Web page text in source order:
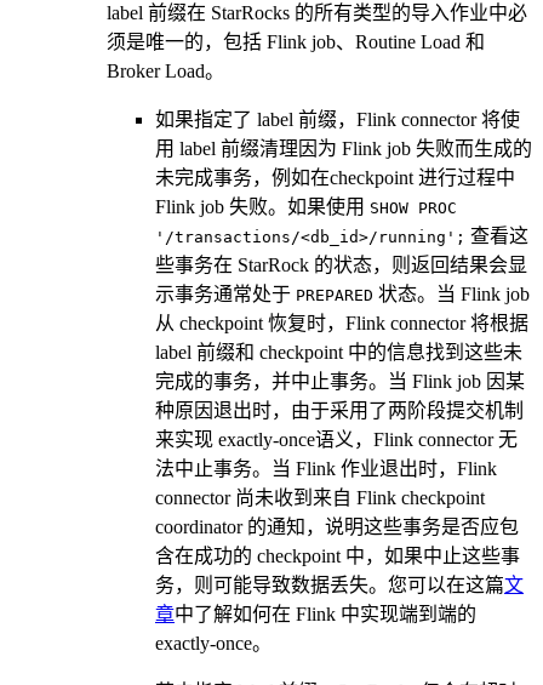
label 前缀在 StarRocks 的所有类型的导入作业中必
须是唯一的，包括 Flink job、Routine Load 和
Broker Load。
如果指定了 label 前缀，Flink connector 将使
用 label 前缀清理因为 Flink job 失败而生成的
未完成事务，例如在checkpoint 进行过程中
Flink job 失败。如果使用 SHOW PROC
'/transactions/<db_id>/running'; 查看这
些事务在 StarRock 的状态，则返回结果会显
示事务通常处于 PREPARED 状态。当 Flink job
从 checkpoint 恢复时，Flink connector 将根据
label 前缀和 checkpoint 中的信息找到这些未
完成的事务，并中止事务。当 Flink job 因某
种原因退出时，由于采用了两阶段提交机制
来实现 exactly-once语义，Flink connector 无
法中止事务。当 Flink 作业退出时，Flink
connector 尚未收到来自 Flink checkpoint
coordinator 的通知，说明这些事务是否应包
含在成功的 checkpoint 中，如果中止这些事
务，则可能导致数据丢失。您可以在这篇文
章中了解如何在 Flink 中实现端到端的
exactly-once。